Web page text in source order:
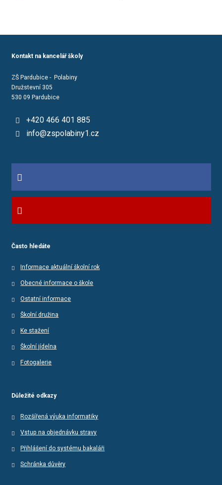
Kontakt na kancelář školy
ZŠ Pardubice - Polabiny
Družstevní 305
530 09 Pardubice
+420 466 401 885
info@zspolabiny1.cz
Často hledáte
Informace aktuální školní rok
Obecné informace o škole
Ostatní informace
Školní družina
Ke stažení
Školní jídelna
Fotogalerie
Důležité odkazy
Rozšířená výuka informatiky
Vstup na objednávku stravy
Přihlášení do systému bakaláři
Schránka důvěry